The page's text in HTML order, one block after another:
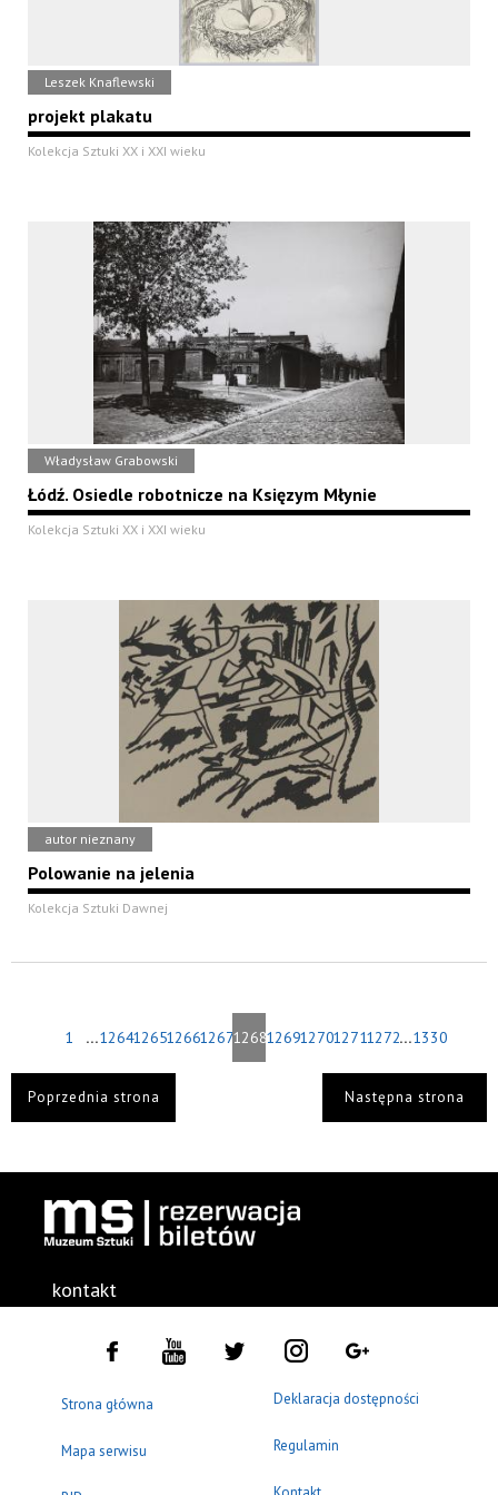
Leszek Knaflewski
projekt plakatu
Kolekcja Sztuki XX i XXI wieku
Władysław Grabowski
Łódź. Osiedle robotnicze na Księzym Młynie
Kolekcja Sztuki XX i XXI wieku
autor nieznany
Polowanie na jelenia
Kolekcja Sztuki Dawnej
1 ...126412651266126712681269127012711272...1330
Poprzednia strona Następna strona
kontakt
Strona główna
Mapa serwisu
Deklaracja dostępności
Regulamin